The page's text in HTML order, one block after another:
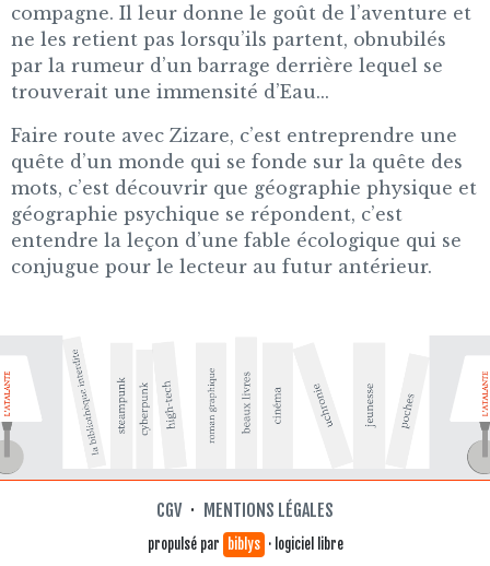
compagne. Il leur donne le goût de l’aventure et
ne les retient pas lorsqu’ils partent, obnubilés
par la rumeur d’un barrage derrière lequel se
trouverait une immensité d’Eau...
Faire route avec Zizare, c’est entreprendre une
quête d’un monde qui se fonde sur la quête des
mots, c’est découvrir que géographie physique et
géographie psychique se répondent, c’est
entendre la leçon d’une fable écologique qui se
conjugue pour le lecteur au futur antérieur.
CGV · MENTIONS LÉGALES
propulsé par biblys · logiciel libre